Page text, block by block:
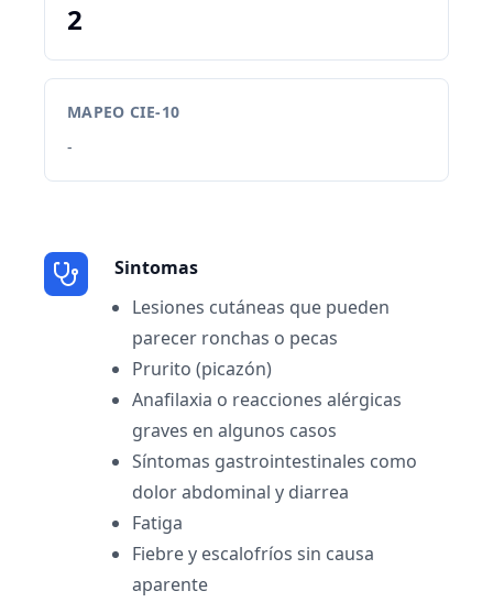
2
MAPEO CIE-10
-
Sintomas
Lesiones cutáneas que pueden
parecer ronchas o pecas
Prurito (picazón)
Anafilaxia o reacciones alérgicas
graves en algunos casos
Síntomas gastrointestinales como
dolor abdominal y diarrea
Fatiga
Fiebre y escalofríos sin causa
aparente